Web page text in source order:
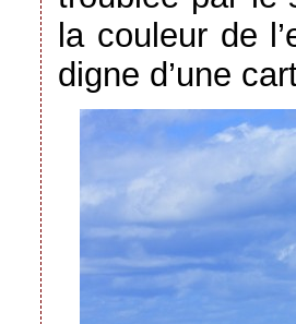
la couleur de
digne d’une